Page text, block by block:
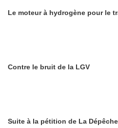
Le moteur à hydrogène pour le
Contre le bruit de la LGV
Suite à la pétition de La Dépêche